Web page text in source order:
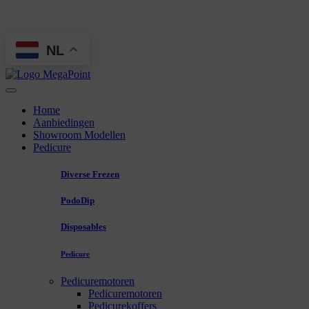
NL
Home
Aanbiedingen
Showroom Modellen
Pedicure
Diverse Frezen
PodoDip
Disposables
Pedicure
Pedicuremotoren
Pedicuremotoren
Pedicurekoffers